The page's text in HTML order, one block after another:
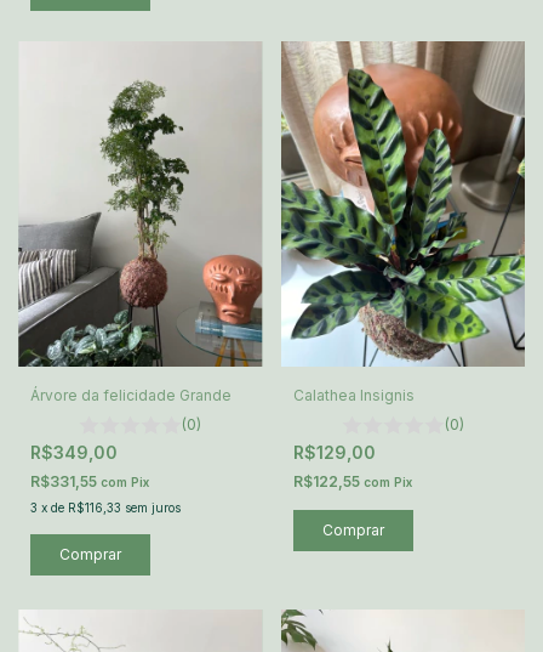
Árvore da felicidade Grande
(0)
R$349,00
R$331,55 com Pix
3 x de R$116,33 sem juros
Calathea Insignis
(0)
R$129,00
R$122,55 com Pix